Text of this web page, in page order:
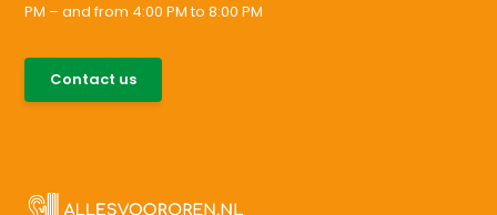
PM – and from 4:00 PM to 8:00 PM
Contact us